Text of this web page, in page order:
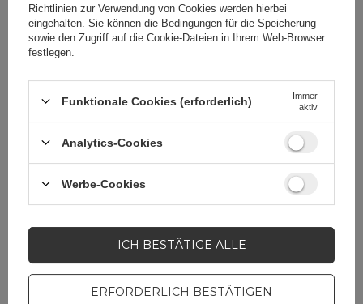
Für dieses Produkt
zuständige Stelle in
3mk Protection sp. z
3mk FlexibleGlass
Garantie Mobiltelefonzubehör
Zentimetern
Zentimetern
Richtlinien zur Verwendung von Cookies werden hierbei
eingehalten. Sie können die Bedingungen für die Speicherung
sowie den Zugriff auf die Cookie-Dateien in Ihrem Web-Browser
festlegen.
Funktionale Cookies (erforderlich)
Immer
aktiv
Analytics-Cookies
Werbe-Cookies
ERFORDERLICH BESTÄTIGEN
ICH BESTÄTIGE ALLE